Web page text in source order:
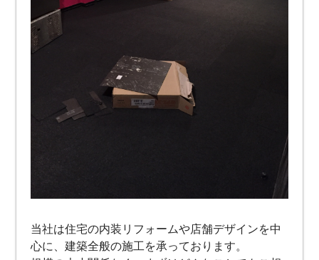
当社は住宅の内装リフォームや店舗デザインを中
心に、建築全般の施工を承っております。